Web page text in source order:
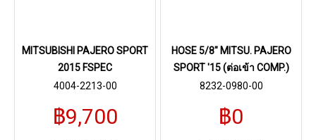
MITSUBISHI PAJERO SPORT
2015 FSPEC
4004-2213-00
฿9,700
HOSE 5/8" MITSU. PAJERO
SPORT '15 (ต่อเข้า COMP.)
8232-0980-00
฿0